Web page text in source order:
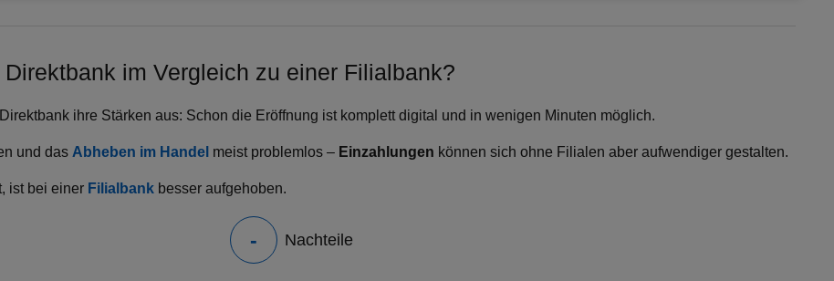
im Vergleich zu einer Filialbank?
ihre Stärken aus: Schon die Eröffnung ist komplett digital und in wenigen Minuten möglich.
und das Abheben im Handel meist problemlos – Einzahlungen können sich ohne Filialen aber aufwendiger gestalten.
ist bei einer Filialbank besser aufgehoben.
Nachteile